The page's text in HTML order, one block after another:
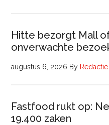
Hitte bezorgt Mall
onverwachte
augustus 6, 2026 By Redactie
Fastfood rukt op:
19.400 zaken